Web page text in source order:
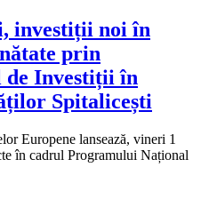
investiții noi în
prin
de Investiții în
Spitalicești
Europene lansează, vineri 1
în cadrul Programului Național